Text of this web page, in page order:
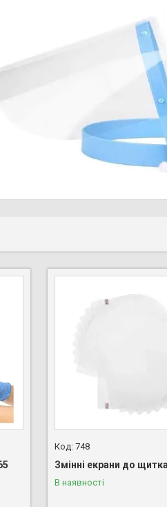
748
Змінні екрани до
В наявності